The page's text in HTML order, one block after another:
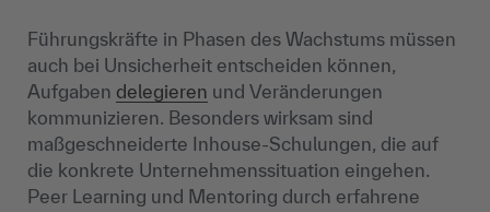
Führungskräfte in Phasen des Wachstums müssen
auch bei Unsicherheit entscheiden können,
Aufgaben delegieren und Veränderungen
kommunizieren. Besonders wirksam sind
maßgeschneiderte Inhouse-Schulungen, die auf
die konkrete Unternehmenssituation eingehen.
Peer Learning und Mentoring durch erfahrene